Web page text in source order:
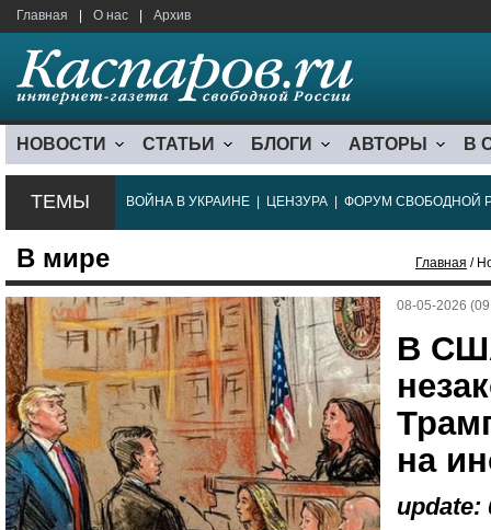
Главная О нас Архив
НОВОСТИ СТАТЬИ БЛОГИ АВТОРЫ В
ТЕМЫ ВОЙНА В УКРАИНЕ ЦЕНЗУРА ФОРУМ СВОБОДНОЙ
В мире Главная /
08-05-2026
В
на
update: